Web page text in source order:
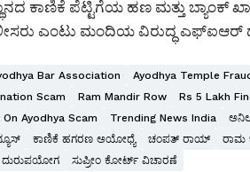
ಕಾಣಿಕೆ ಪೆಟ್ಟಿಗೆಯ ಹಣ ಮತ್ತು ಬ್ಯಾಂಕ್
ಎಂಟು ಮಂದಿಯ ವಿರುದ್ಧ ಎಫ್‌ಐಆರ್
Bar Association Ayodhya Temple
Scam
Ram Mandir Row Rs 5 Lakh
Ayodhya Scam
Trending News India
ಕಾಣಿಕೆ ಹಗರಣ ಅಯೋಧ್ಯೆ ಚಂಪತ್ ರಾಯ್ ರಾಮ
ಸುಪ್ರೀಂ ಕೋರ್ಟ್ ವಿಚಾರಣೆ